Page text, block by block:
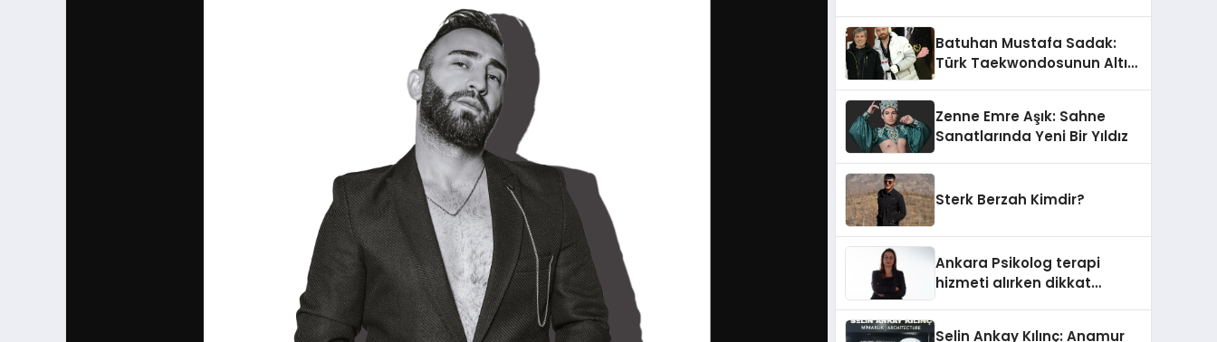
Batuhan Mustafa Sadak:
Türk Taekwondosunun Altın
Zenne Emre Aşık: Sahne
Sanatlarında Yeni Bir Yıldız
Sterk Berzah Kimdir?
Ankara Psikolog terapi
hizmeti alırken dikkat
Selin Ankay Kılınç: Anamur